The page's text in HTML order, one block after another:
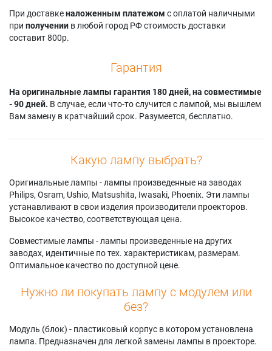
При доставкеналоженным платежом с оплатой наличными
при получении в любой город РФ стоимость доставки
составит 800р.
Гарантия
На оригинальные лампы гарантия 180 дней, на совместимые
- 90 дней. В случае, если что-то случится с лампой, мы вышлем
Вам замену в кратчайший срок. Разумеется, бесплатно.
Какую лампу выбрать?
Оригинальные лампы - лампы произведенные на заводах
Philips, Osram, Ushio, Matsushita, Iwasaki, Phoenix. Эти лампы
устанавливают в свои изделия производители проекторов.
Высокое качество, соответствующая цена.
Совместимые лампы - лампы произведенные на других
заводах, идентичные по тех. характеристикам, размерам.
Оптимальное качество по доступной цене.
Нужно ли покупать лампу с модулем или
без?
Модуль (блок) - пластиковый корпус в котором установлена
лампа. Предназначен для легкой замены лампы в проекторе.